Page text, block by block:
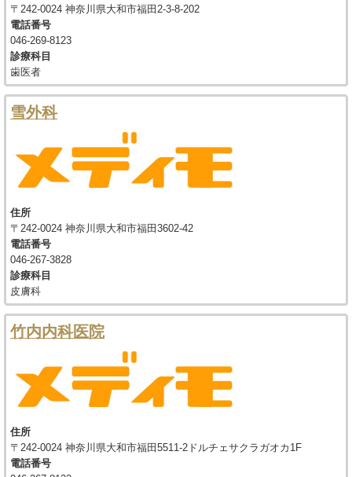
〒242-0024 神奈川県大和市福田2-3-8-202
電話番号
046-269-8123
診療科目
歯医者
雪外科
住所
〒242-0024 神奈川県大和市福田3602-42
電話番号
046-267-3828
診療科目
皮膚科
竹内内科医院
住所
〒242-0024 神奈川県大和市福田5511-2ドルチェサクラガオカ1F
電話番号